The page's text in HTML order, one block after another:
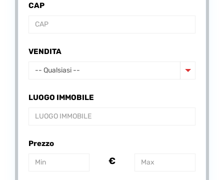
CAP
VENDITA
-- Qualsiasi --
LUOGO IMMOBILE
Prezzo
€